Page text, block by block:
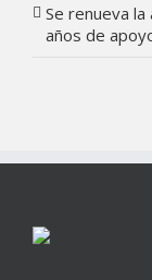
Se renueva la
años de